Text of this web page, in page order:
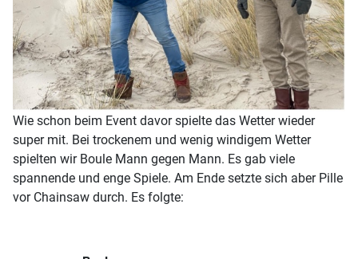
Wie schon beim Event davor spielte das Wetter wieder
super mit. Bei trockenem und wenig windigem Wetter
spielten wir Boule Mann gegen Mann. Es gab viele
spannende und enge Spiele. Am Ende setzte sich aber Pille
vor Chainsaw durch. Es folgte: